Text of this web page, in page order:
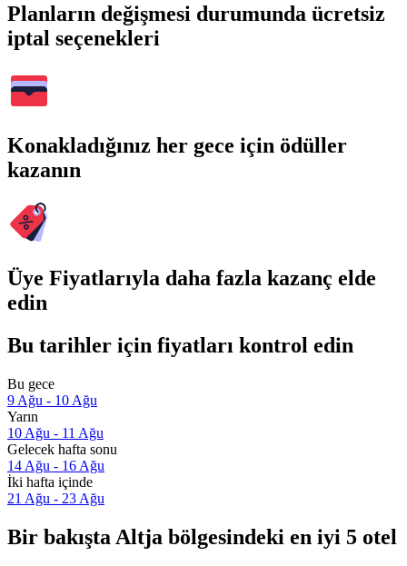
Planların değişmesi durumunda ücretsiz
iptal seçenekleri
Konakladığınız her gece için ödüller
kazanın
Üye Fiyatlarıyla daha fazla kazanç elde
edin
Bu tarihler için fiyatları kontrol edin
Bu gece
9 Ağu - 10 Ağu
Yarın
10 Ağu - 11 Ağu
Gelecek hafta sonu
14 Ağu - 16 Ağu
İki hafta içinde
21 Ağu - 23 Ağu
Bir bakışta Altja bölgesindeki en iyi 5 otel